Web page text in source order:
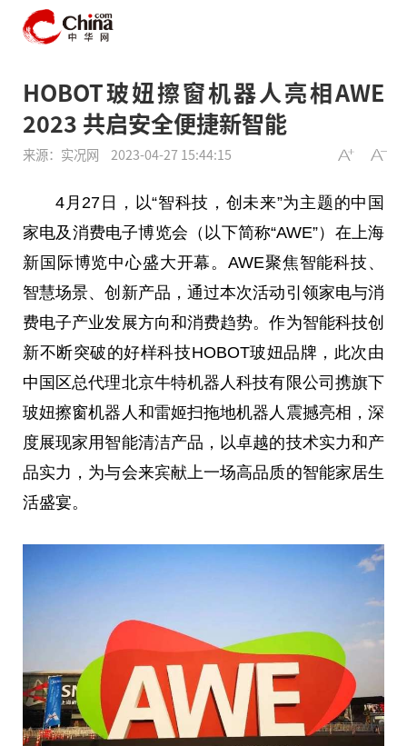
HOBOT玻妞擦窗机器人亮相AWE
2023 共启安全便捷新智能
来源：实况网 2023-04-27 15:44:15
4月27日，以“智科技，创未来”为主题的中国
家电及消费电子博览会（以下简称“AWE”）在上海
新国际博览中心盛大开幕。AWE聚焦智能科技、
智慧场景、创新产品，通过本次活动引领家电与消
费电子产业发展方向和消费趋势。作为智能科技创
新不断突破的好样科技HOBOT玻妞品牌，此次由
中国区总代理北京牛特机器人科技有限公司携旗下
玻妞擦窗机器人和雷姬扫拖地机器人震撼亮相，深
度展现家用智能清洁产品，以卓越的技术实力和产
品实力，为与会来宾献上一场高品质的智能家居生
活盛宴。